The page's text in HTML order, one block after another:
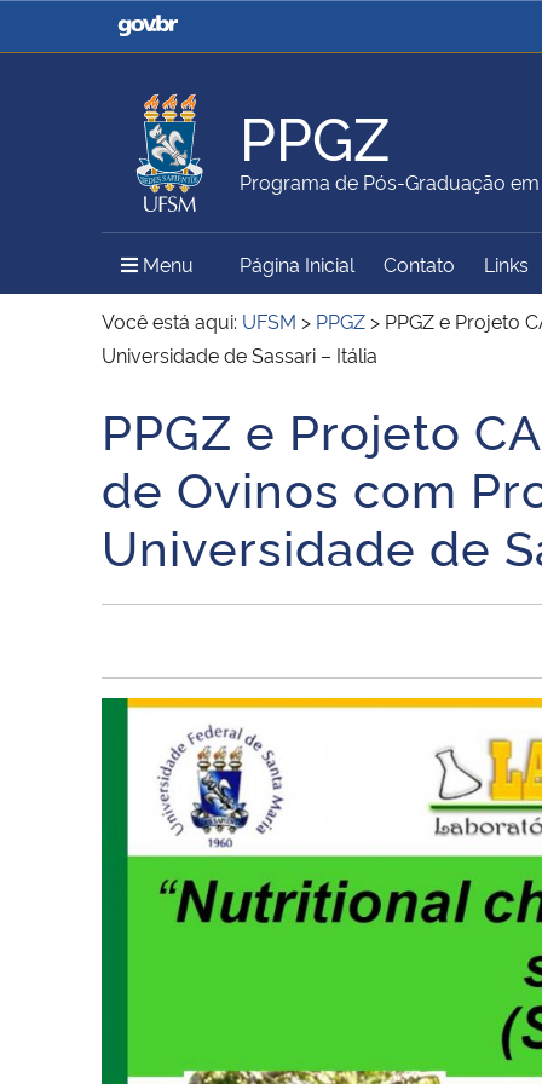
Casa Civil
Ministério da Justiça e
Ministério da Agricultura,
Pecuária e Abastecimento
Ministério da Educação
Ministério do Meio Ambiente Ministério do Turismo
Gabinete de Segurança
Institucional
PPGZ
Programa de Pós-Graduação
Menu Menu Principal do Sítio
Página Inicial Contato Links
Você está aqui: UFSM > PPGZ > PPGZ e Projeto
Universidade de Sassari – Itália
Início do conteúdo
PPGZ e Projeto
de Ovinos com
Universidade de